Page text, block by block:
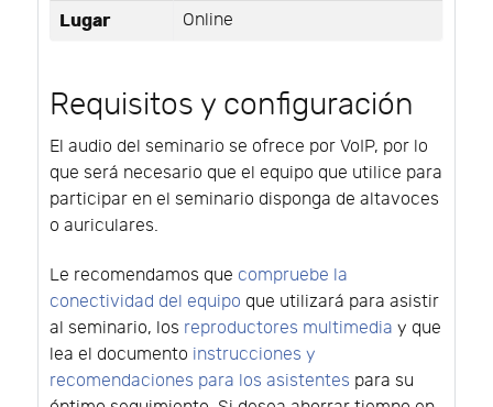
Lugar Online
Requisitos y configuración
El audio del seminario se ofrece por VoIP, por lo
que será necesario que el equipo que utilice para
participar en el seminario disponga de altavoces
o auriculares.
Le recomendamos que compruebe la
conectividad del equipo que utilizará para asistir
al seminario, los reproductores multimedia y que
lea el documento instrucciones y
recomendaciones para los asistentes para su